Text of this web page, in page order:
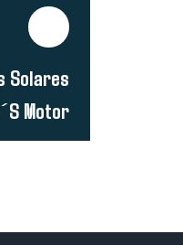
Solares
Motor